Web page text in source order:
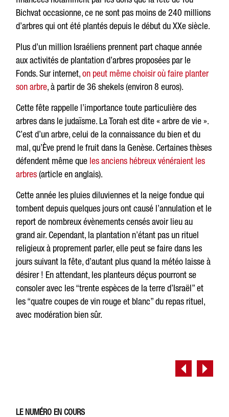
Bichvat occasionne, ce ne sont pas moins de 240 millions
d’arbres qui ont été plantés depuis le début du XXe siècle.
Plus d’un million Israéliens prennent part chaque année
aux activités de plantation d’arbres proposées par le
Fonds. Sur internet,on peut même choisir où faire planter
son arbre, à partir de 36 shekels (environ 8 euros).
Cette fête rappelle l’importance toute particulière des
arbres dans le judaïsme. La Torah est dite « arbre de vie ».
C’est d’un arbre, celui de la connaissance du bien et du
mal, qu’Ève prend le fruit dans la Genèse. Certaines thèses
défendent même que les anciens hébreux vénéraient les
arbres(article en anglais).
Cette année les pluies diluviennes et la neige fondue qui
tombent depuis quelques jours ont causé l’annulation et le
report de nombreux évènements censés avoir lieu au
grand air. Cependant, la plantation n’étant pas un rituel
religieux à proprement parler, elle peut se faire dans les
jours suivant la fête, d’autant plus quand la météo laisse à
désirer ! En attendant, les planteurs déçus pourront se
consoler avec les “trente espèces de la terre d’Israël” et
les “quatre coupes de vin rouge et blanc” du repas rituel,
avec modération bien sûr.
LE NUMÉRO EN COURS